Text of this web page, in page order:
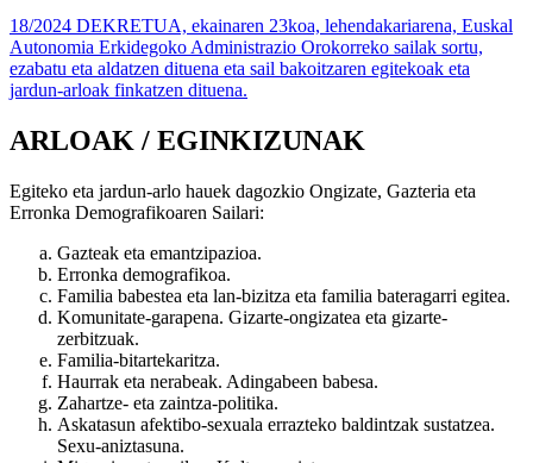
18/2024 DEKRETUA, ekainaren 23koa, lehendakariarena, Euskal
Autonomia Erkidegoko Administrazio Orokorreko sailak sortu,
ezabatu eta aldatzen dituena eta sail bakoitzaren egitekoak eta
jardun-arloak finkatzen dituena.
ARLOAK / EGINKIZUNAK
Egiteko eta jardun-arlo hauek dagozkio Ongizate, Gazteria eta
Erronka Demografikoaren Sailari:
Gazteak eta emantzipazioa.
Erronka demografikoa.
Familia babestea eta lan-bizitza eta familia bateragarri egitea.
Komunitate-garapena. Gizarte-ongizatea eta gizarte-
zerbitzuak.
Familia-bitartekaritza.
Haurrak eta nerabeak. Adingabeen babesa.
Zahartze- eta zaintza-politika.
Askatasun afektibo-sexuala errazteko baldintzak sustatzea.
Sexu-aniztasuna.